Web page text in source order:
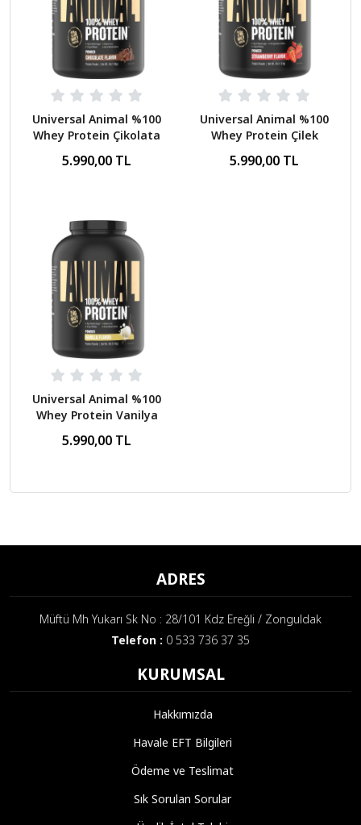
Universal Animal %100
Whey Protein Çikolata
5.990,00 TL
Universal Animal %100
Whey Protein Çilek
5.990,00 TL
Universal Animal %100
Whey Protein Vanilya
5.990,00 TL
ADRES
Müftü Mh Yukarı Sk No : 28/101 Kdz Ereğli / Zonguldak
Telefon : 0 533 736 37 35
KURUMSAL
Hakkımızda
Havale EFT Bilgileri
Ödeme ve Teslimat
Sık Sorulan Sorular